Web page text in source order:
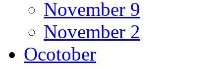
November 9
November 2
Ocotober